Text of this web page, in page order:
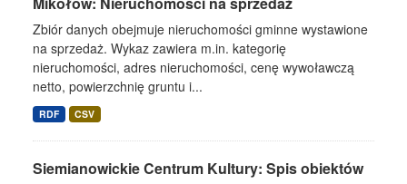
Zbiór danych obejmuje nieruchomości gminne wystawione
na sprzedaż. Wykaz zawiera m.in. kategorię
nieruchomości, adres nieruchomości, cenę wywoławczą
netto, powierzchnię gruntu i...
RDF CSV
Siemianowickie Centrum Kultury: Spis obiektów